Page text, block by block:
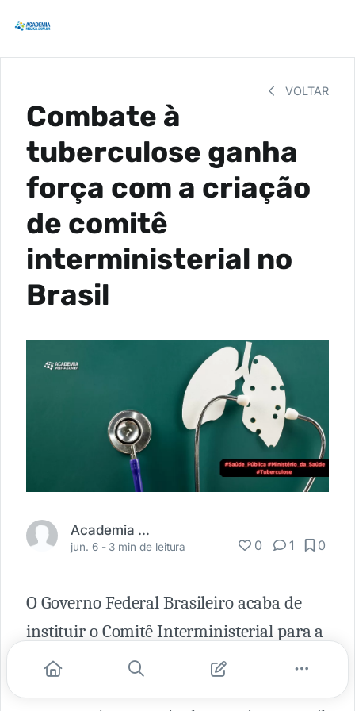
VOLTAR
Combate à
tuberculose ganha
força com a criação
de comitê
interministerial no
Brasil
Academia Médica
jun. 6 - 3 min de leitura 0 1 0
O Governo Federal Brasileiro acaba de
instituir o Comitê Interministerial para a
Eliminação da Tuberculose e Outras